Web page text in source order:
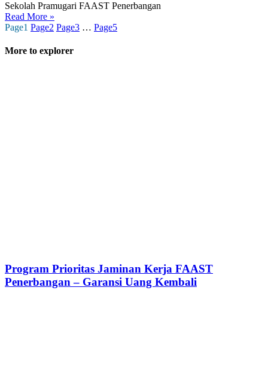
Sekolah Pramugari FAAST Penerbangan
Read More »
Page1 Page2 Page3 … Page5
More to explorer
Program Prioritas Jaminan Kerja FAAST
Penerbangan – Garansi Uang Kembali